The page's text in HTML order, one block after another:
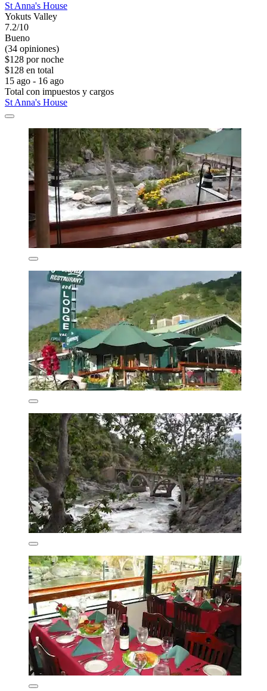
St Anna's House
Yokuts Valley
7.2/10
Bueno
(34 opiniones)
$128 por noche
$128 en total
15 ago - 16 ago
Total con impuestos y cargos
St Anna's House